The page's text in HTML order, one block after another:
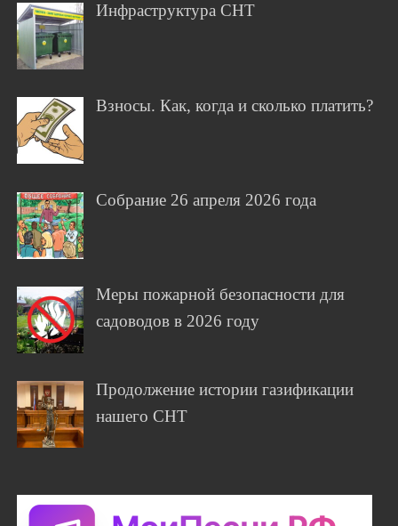
Инфраструктура СНТ
Взносы. Как, когда и сколько платить?
Собрание 26 апреля 2026 года
Меры пожарной безопасности для
садоводов в 2026 году
Продолжение истории газификации
нашего СНТ